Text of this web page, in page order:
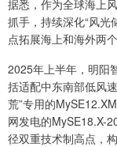
据悉，作为全球海上
抓手，持续深化“风光
点拓展海上和海外两个
2025年上半年，明阳
括适配中东南部低风
荒”专用的
网发电的MySE18.X-
径双重技术制高点，